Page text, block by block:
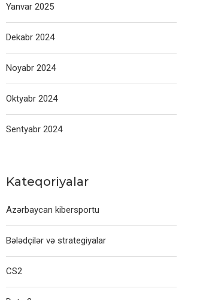
Yanvar 2025
Dekabr 2024
Noyabr 2024
Oktyabr 2024
Sentyabr 2024
Kateqoriyalar
Azərbaycan kibersportu
Bələdçilər və strategiyalar
CS2